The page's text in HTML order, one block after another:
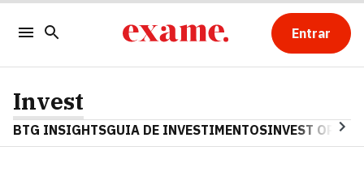
Entrar
Invest
BTG INSIGHTSGUIA DE INVESTIMENTOSINVEST OPINA